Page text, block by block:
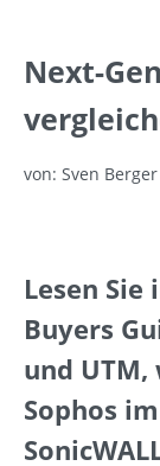
Next-
von: Sven
Lesen
Buyers
und
Sophos